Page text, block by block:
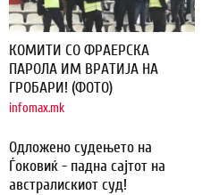
КОМИТИ СО ФРАЕРСКА
ПАРОЛА ИМ ВРАТИЈА НА
ГРОБАРИ! (ФОТО)
infomax.mk
Одложено судењето на
Ѓоковиќ - падна сајтот на
австралискиот суд!